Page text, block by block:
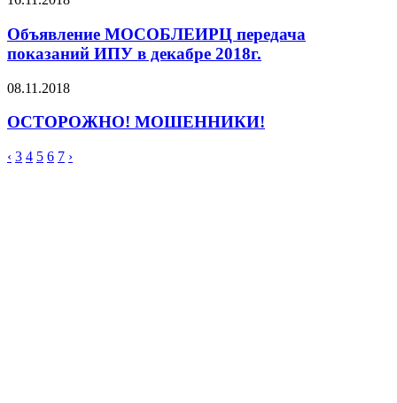
Объявление МОСОБЛЕИРЦ передача
показаний ИПУ в декабре 2018г.
08.11.2018
ОСТОРОЖНО! МОШЕННИКИ!
‹ 3 4 5 6 7 ›